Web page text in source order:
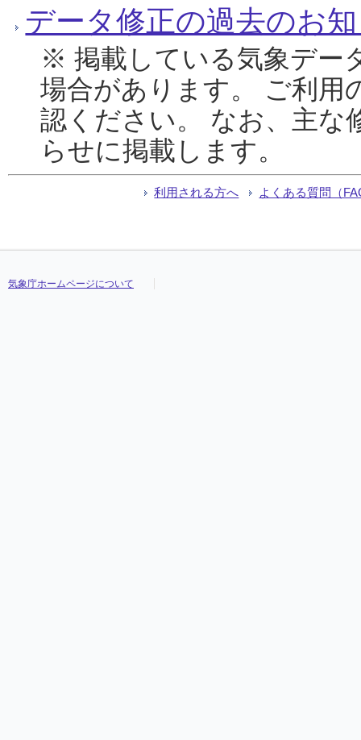
データ修正の過去のお
※ 掲載している気象デー
場合があります。 ご利用
認ください。 なお、主な
らせに掲載します。
利用される方へ よくある質問（
気象庁ホームページについて